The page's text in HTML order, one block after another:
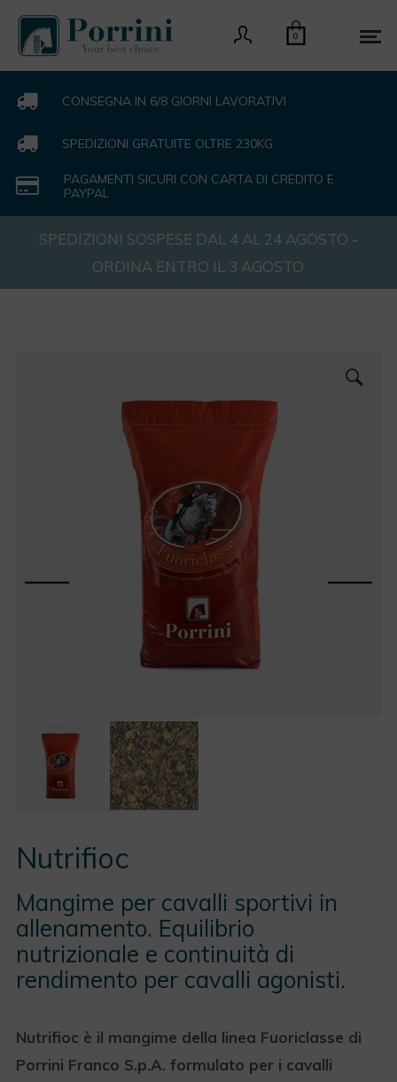
0
CONSEGNA IN 6/8 GIORNI LAVORATIVI
SPEDIZIONI GRATUITE OLTRE 230KG
PAGAMENTI SICURI CON CARTA DI CREDITO E
PAYPAL
SPEDIZIONI SOSPESE DAL 4 AL 24 AGOSTO -
ORDINA ENTRO IL 3 AGOSTO
Nutrifioc
Mangime per cavalli sportivi in
allenamento. Equilibrio
nutrizionale e continuità di
rendimento per cavalli agonisti.
Nutrifioc è il mangime della linea Fuoriclasse di
Porrini Franco S.p.A. formulato per i cavalli